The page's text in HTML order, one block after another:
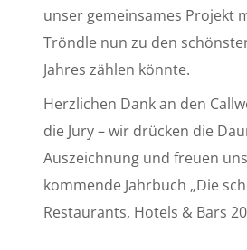
unser gemeinsames Projekt
Tröndle nun zu den
Jahres zählen könnte.
Herzlichen Dank an den
die Jury – wir drücken die
Auszeichnung und freuen
kommende Jahrbuch „Die
Restaurants, Hotels & Bars